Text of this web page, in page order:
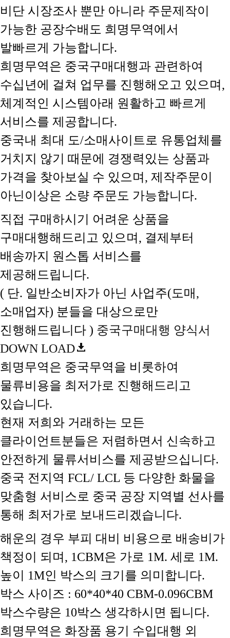
비단 시장조사 뿐만 아니라 주문제작이
가능한 공장수배도 희명무역에서
발빠르게 가능합니다.
희명무역은 중국구매대행과 관련하여
수십년에 걸쳐 업무를 진행해오고 있으며,
체계적인 시스템아래 원활하고 빠르게
서비스를 제공합니다.
중국내 최대 도/소매사이트로 유통업체를
거치지 않기 때문에 경쟁력있는 상품과
가격을 찾아보실 수 있으며, 제작주문이
아닌이상은 소량 주문도 가능합니다.
직접 구매하시기 어려운 상품을
구매대행해드리고 있으며, 결제부터
배송까지 원스톱 서비스를
제공해드립니다.
( 단. 일반소비자가 아닌 사업주(도매,
소매업자) 분들을 대상으로만
진행해드립니다 ) 중국구매대행 양식서
DOWN LOAD
희명무역은 중국무역을 비롯하여
물류비용을 최저가로 진행해드리고
있습니다.
현재 저희와 거래하는 모든
클라이언트분들은 저렴하면서 신속하고
안전하게 물류서비스를 제공받으십니다.
중국 전지역 FCL/ LCL 등 다양한 화물을
맞춤형 서비스로 중국 공장 지역별 선사를
통해 최저가로 보내드리겠습니다.
해운의 경우 부피 대비 비용으로 배송비가
책정이 되며, 1CBM은 가로 1M. 세로 1M.
높이 1M인 박스의 크기를 의미합니다.
박스 사이즈 : 60*40*40 CBM-0.096CBM
박스수량은 10박스 생각하시면 됩니다.
희명무역은 화장품 용기 수입대행 외